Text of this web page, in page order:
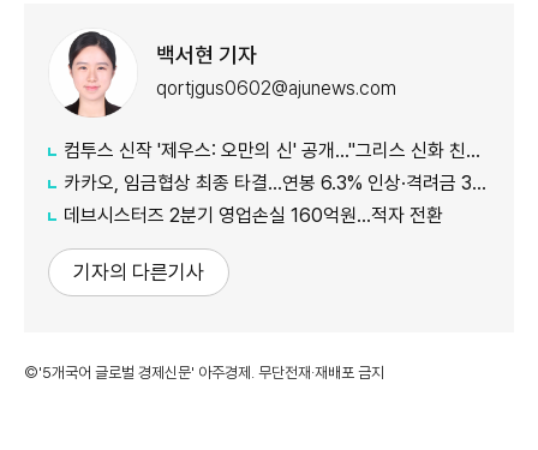
백서현 기자
qortjgus0602@ajunews.com
컴투스 신작 '제우스: 오만의 신' 공개…"그리스 신화 친숙함에 신선함 더했다"
카카오, 임금협상 최종 타결…연봉 6.3% 인상·격려금 300만원
데브시스터즈 2분기 영업손실 160억원…적자 전환
기자의 다른기사
©'5개국어 글로벌 경제신문' 아주경제. 무단전재·재배포 금지